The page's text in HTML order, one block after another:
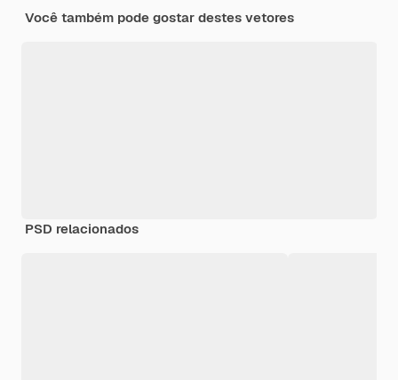
Você também pode gostar destes vetores
PSD relacionados